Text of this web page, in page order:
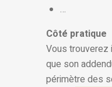
…
Côté pratique
Vous trouverez
que son
périmètre des